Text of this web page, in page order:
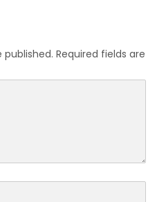
published. Required fields are